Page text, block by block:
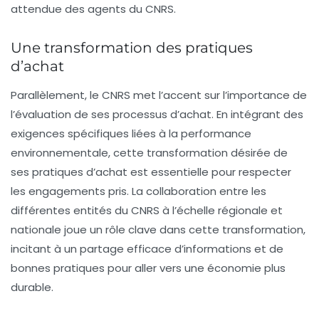
attendue des agents du CNRS.
Une transformation des pratiques
d’achat
Parallèlement, le CNRS met l’accent sur l’importance de
l’évaluation de ses processus d’achat. En intégrant des
exigences spécifiques liées à la performance
environnementale, cette transformation désirée de
ses pratiques d’achat est essentielle pour respecter
les engagements pris. La collaboration entre les
différentes entités du CNRS à l’échelle régionale et
nationale joue un rôle clave dans cette transformation,
incitant à un partage efficace d’informations et de
bonnes pratiques pour aller vers une économie plus
durable.